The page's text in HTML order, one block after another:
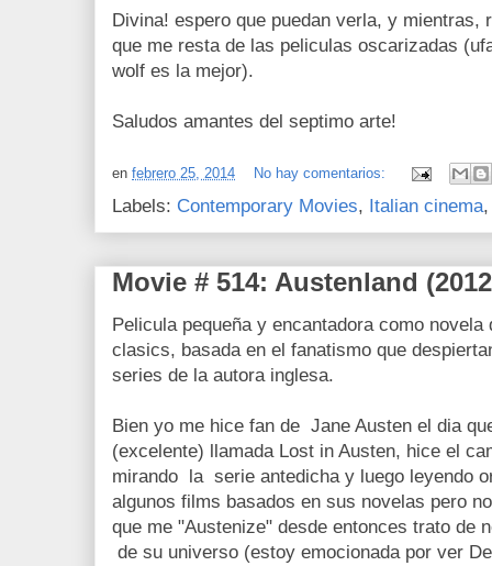
Divina! espero que puedan verla, y mientras,
que me resta de las peliculas oscarizadas
wolf es la mejor).
Saludos amantes del septimo arte!
en febrero 25, 2014 No hay comentarios:
Labels: Contemporary Movies, Italian cinema
Movie # 514: Austenland
Pelicula pequeña y encantadora como
clasics, basada en el fanatismo que
series de la autora inglesa.
Bien yo me hice fan de Jane Austen el dia
(excelente) llamada Lost in Austen, hice el
mirando la serie antedicha y luego leyendo
algunos films basados en sus novelas pero
que me "Austenize" desde entonces trato de
de su universo (estoy emocionada por ver